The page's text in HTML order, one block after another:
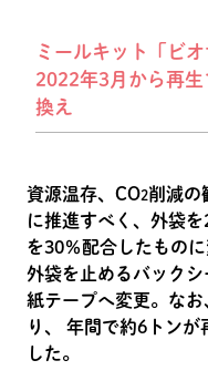
ミールキット「ビ
2022年3月から再生
換え
資源温存、CO2削減の
に推進すべく、外袋
を30％配合したもの
外袋を止めるバック
紙テープへ変更。な
り、 年間で約6トン
した。